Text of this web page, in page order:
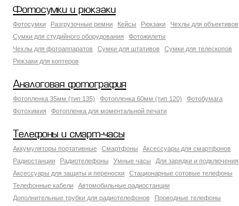
Фотосумки и рюкзаки
Фотосумки Разгрузочные ремни Кейсы Рюкзаки
Чехлы для объективов
Сумки для студийного оборудования
Фотожилеты
Чехлы для фотоаппаратов
Сумки для штативов
Сумки для телескопов
Рюкзаки для коптеров
Аналоговая фотография
Фотопленка 35мм (тип 135) Фотопленка 60мм (тип 120)
Фотобумага
Фотохимия
Фотопленка для моментальной печати
Телефоны и смарт-часы
Аккумуляторы портативные Смартфоны
Аксессуары для смартфонов
Радиостанции
Радиотелефоны Умные часы
Для зарядки и подключения
Аксессуары для защиты и переноски
Стационарные сотовые телефоны
Телефонные кабели
Автомобильные радиостанции
Дополнительные трубки для радиотелефонов
Проводные телефоны